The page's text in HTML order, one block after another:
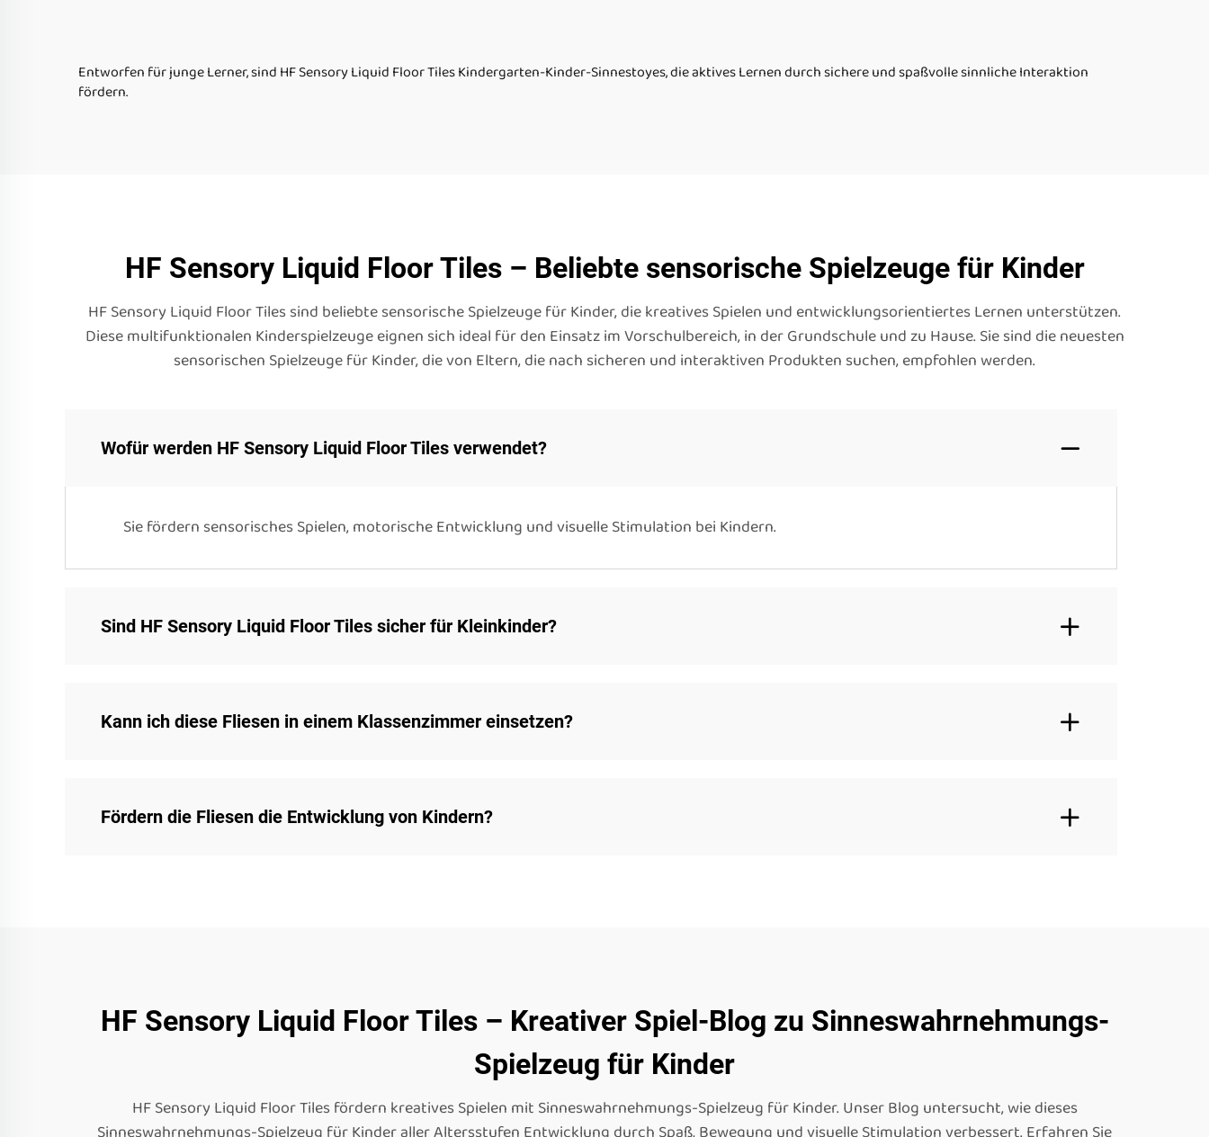
Entworfen für junge Lerner, sind HF Sensory Liquid Floor Tiles Kindergarten-Kinder-Sinnestoyes, die aktives Lernen durch sichere und spaßvolle sinnliche Interaktion
fördern.
HF Sensory Liquid Floor Tiles – Beliebte sensorische Spielzeuge für Kinder
HF Sensory Liquid Floor Tiles sind beliebte sensorische Spielzeuge für Kinder, die kreatives Spielen und entwicklungsorientiertes Lernen unterstützen.
Diese multifunktionalen Kinderspielzeuge eignen sich ideal für den Einsatz im Vorschulbereich, in der Grundschule und zu Hause. Sie sind die neuesten
sensorischen Spielzeuge für Kinder, die von Eltern, die nach sicheren und interaktiven Produkten suchen, empfohlen werden.
Wofür werden HF Sensory Liquid Floor Tiles verwendet?
Sie fördern sensorisches Spielen, motorische Entwicklung und visuelle Stimulation bei Kindern.
Sind HF Sensory Liquid Floor Tiles sicher für Kleinkinder?
Kann ich diese Fliesen in einem Klassenzimmer einsetzen?
Fördern die Fliesen die Entwicklung von Kindern?
HF Sensory Liquid Floor Tiles – Kreativer Spiel-Blog zu Sinneswahrnehmungs-
Spielzeug für Kinder
HF Sensory Liquid Floor Tiles fördern kreatives Spielen mit Sinneswahrnehmungs-Spielzeug für Kinder. Unser Blog untersucht, wie dieses